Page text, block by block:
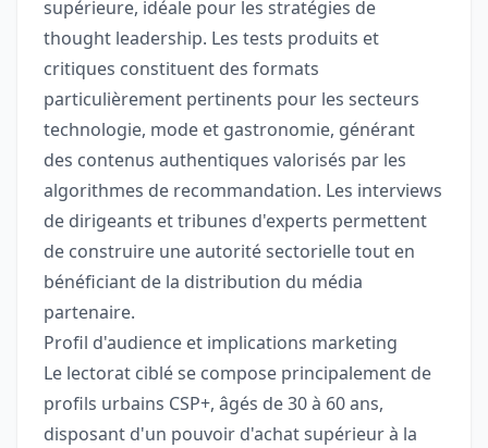
supérieure, idéale pour les stratégies de
thought leadership. Les tests produits et
critiques constituent des formats
particulièrement pertinents pour les secteurs
technologie, mode et gastronomie, générant
des contenus authentiques valorisés par les
algorithmes de recommandation. Les interviews
de dirigeants et tribunes d'experts permettent
de construire une autorité sectorielle tout en
bénéficiant de la distribution du média
partenaire.
Profil d'audience et implications marketing
Le lectorat ciblé se compose principalement de
profils urbains CSP+, âgés de 30 à 60 ans,
disposant d'un pouvoir d'achat supérieur à la